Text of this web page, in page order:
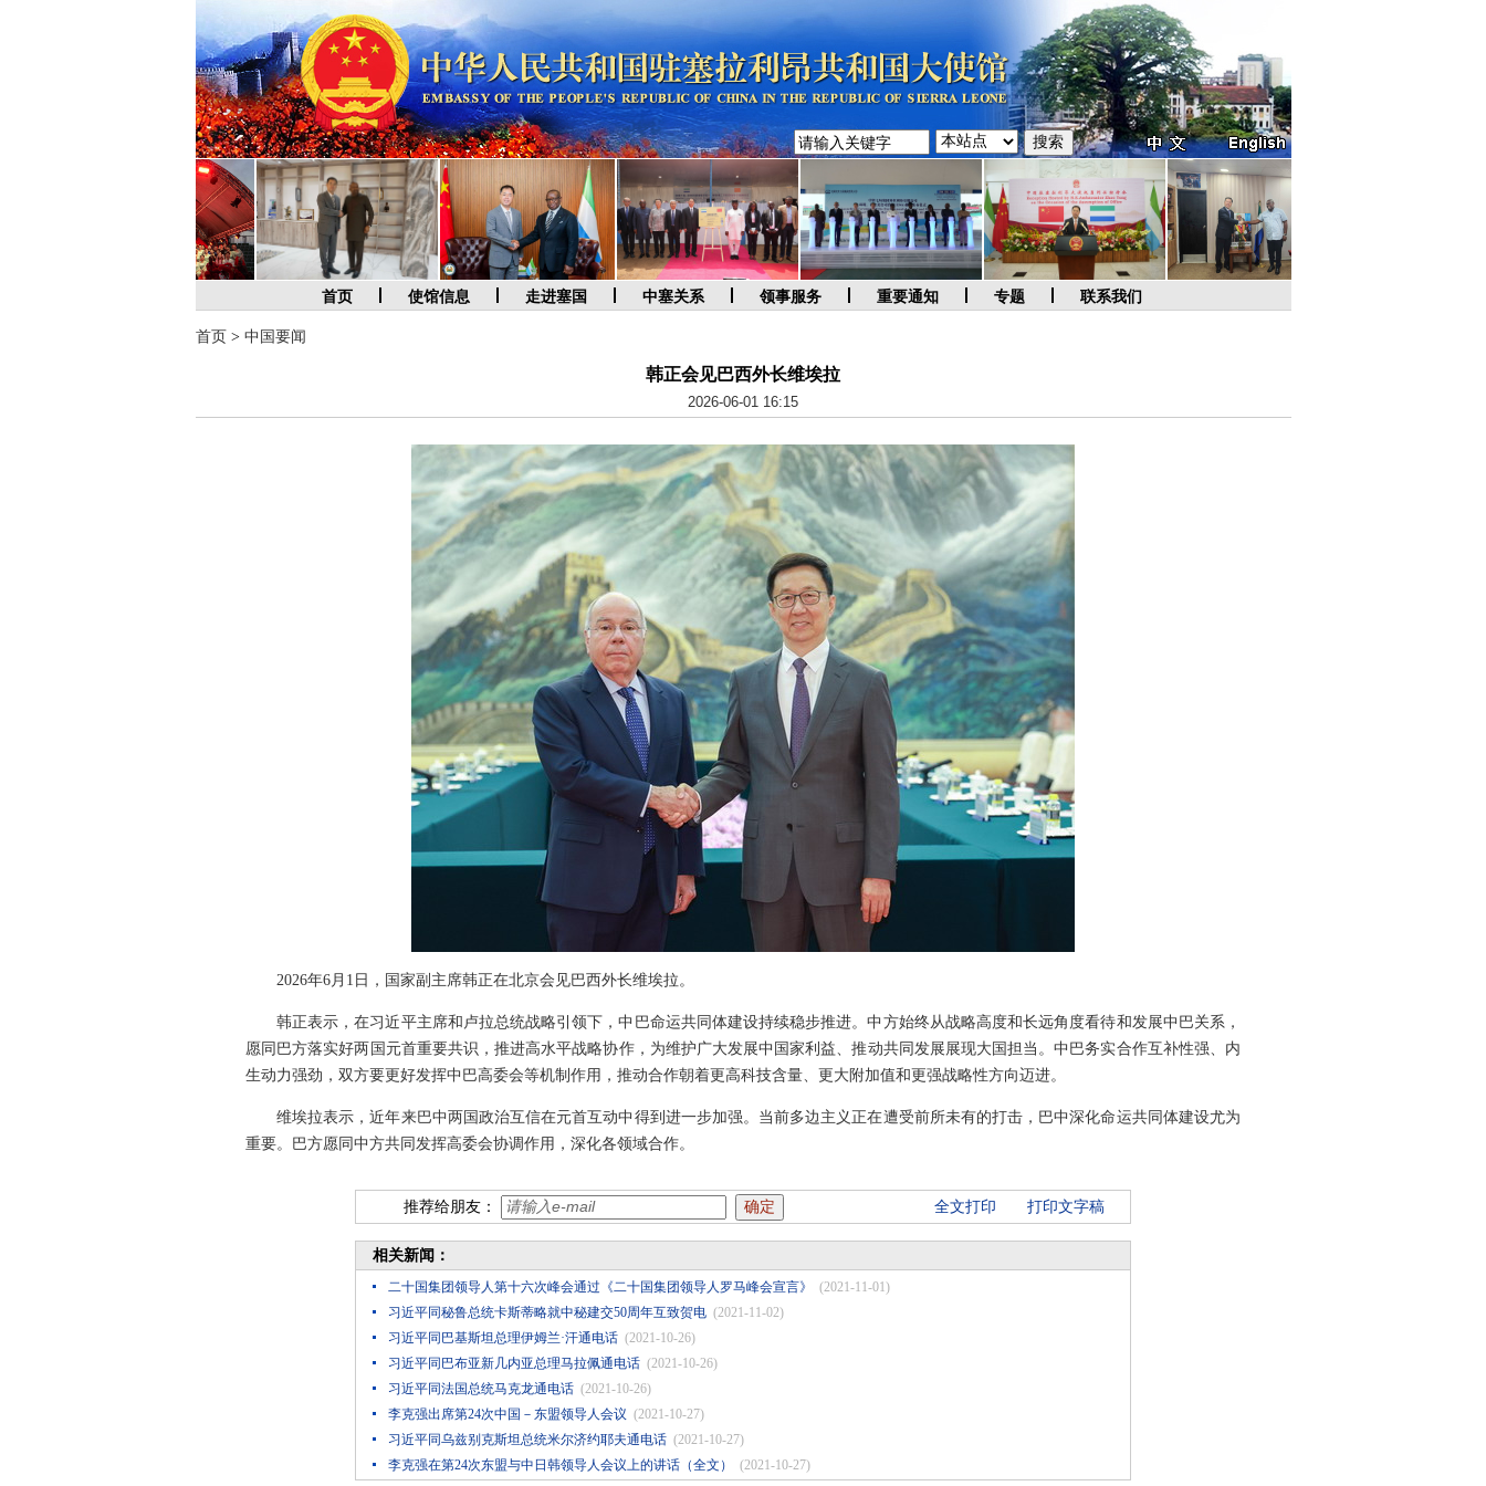
首页 使馆信息 走进塞国 中塞关系 领事服务 重要通知 专题 联系我们
首页 > 中国要闻
韩正会见巴西外长维埃拉
2026-06-01 16:15
2026年6月1日，国家副主席韩正在北京会见巴西外长维埃拉。
韩正表示，在习近平主席和卢拉总统战略引领下，中巴命运共同体建设持续稳步推进。中方始终从战略高度和长远角度看待和发展中巴关系，
愿同巴方落实好两国元首重要共识，推进高水平战略协作，为维护广大发展中国家利益、推动共同发展展现大国担当。中巴务实合作互补性强、内
生动力强劲，双方要更好发挥中巴高委会等机制作用，推动合作朝着更高科技含量、更大附加值和更强战略性方向迈进。
维埃拉表示，近年来巴中两国政治互信在元首互动中得到进一步加强。当前多边主义正在遭受前所未有的打击，巴中深化命运共同体建设尤为
重要。巴方愿同中方共同发挥高委会协调作用，深化各领域合作。
推荐给朋友： 全文打印 打印文字稿
相关新闻：
二十国集团领导人第十六次峰会通过《二十国集团领导人罗马峰会宣言》
(2021-11-01)
习近平同秘鲁总统卡斯蒂略就中秘建交50周年互致贺电 (2021-11-02)
习近平同巴基斯坦总理伊姆兰·汗通电话 (2021-10-26)
习近平同巴布亚新几内亚总理马拉佩通电话 (2021-10-26)
习近平同法国总统马克龙通电话 (2021-10-26)
李克强出席第24次中国－东盟领导人会议 (2021-10-27)
习近平同乌兹别克斯坦总统米尔济约耶夫通电话 (2021-10-27)
李克强在第24次东盟与中日韩领导人会议上的讲话（全文）
(2021-10-27)